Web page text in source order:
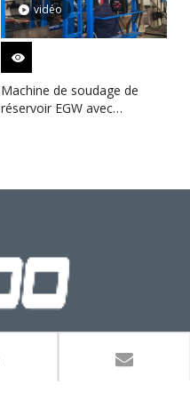
vidéo
Machine de soudage de
réservoir EGW avec